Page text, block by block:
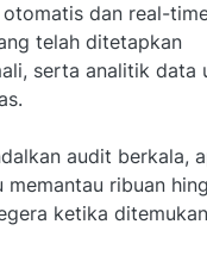
dan real-
telah ditetapkan
serta analitik data
audit berkala,
ribuan
ketika